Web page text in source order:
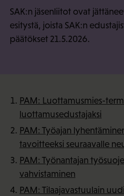
SAK:n jäsenliitot ovat
esitystä, joista SAK:n
päätökset 21.5.2026.
PAM: Luottamusmies-
luottamusedustajaksi
PAM: Työajan
tavoitteeksi seuraavalle
PAM: Työnantajan
vahvistaminen
PAM: Tilaajavastuulain